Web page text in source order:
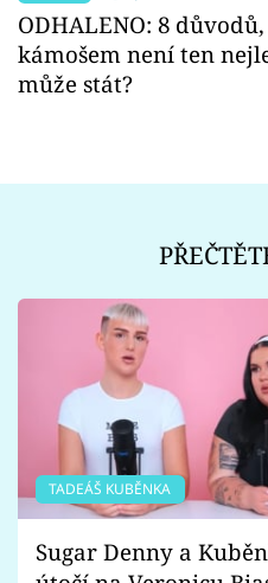
ODHALENO: 8
kámošem není ten
může stát?
TADEÁŠ KUBĚNKA
Sugar Denny a